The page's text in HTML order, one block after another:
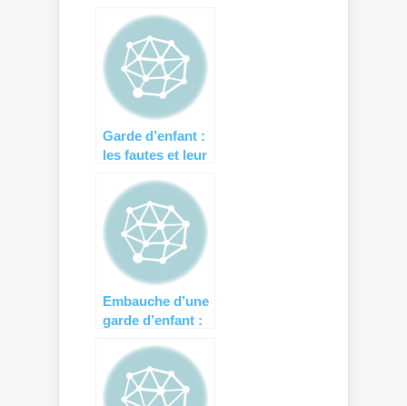
Garde d’enfant :
les fautes et leur
Embauche d’une
garde d’enfant :
frais annexes !